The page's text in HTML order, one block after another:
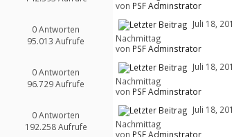
von PSF Adminstrator
0 Antworten
95.013 Aufrufe
Juli 18,
Nachmittag
von PSF Adminstrator
0 Antworten
96.729 Aufrufe
Juli 18,
Nachmittag
von PSF Adminstrator
0 Antworten
192.258 Aufrufe
Juli 18,
Nachmittag
von PSF Adminstrator